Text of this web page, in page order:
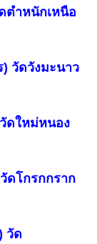
ตำหนักเหนือ
วัดวังมะนาว
ดใหม่หนอง
ดโกรกกราก
วัด